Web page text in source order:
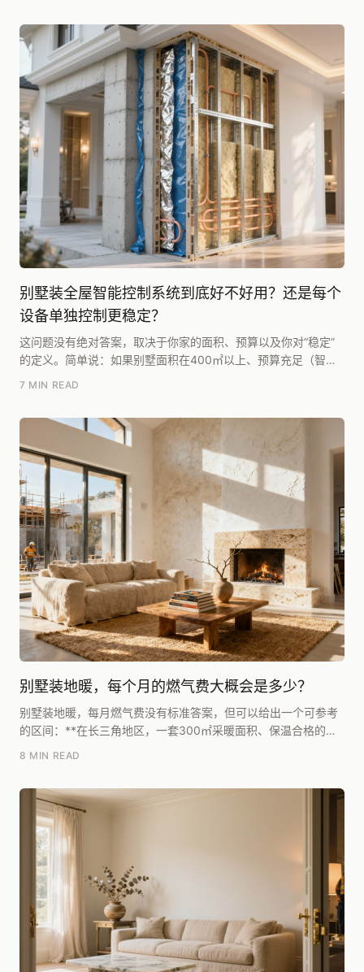
别墅装全屋智能控制系统到底好不好用？还是每个
设备单独控制更稳定？
这问题没有绝对答案，取决于你家的面积、预算以及你对“稳定”
的定义。简单说：如果别墅面积在400㎡以上、预算充足（智能
7 MIN READ
别墅装地暖，每个月的燃气费大概会是多少？
别墅装地暖，每月燃气费没有标准答案，但可以给出一个可参考
的区间：**在长三角地区，一套300㎡采暖面积、保温合格的独
8 MIN READ